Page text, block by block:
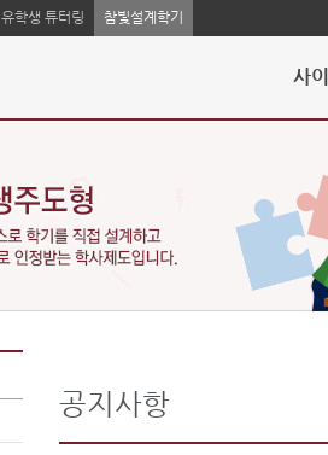
유학생 튜터링 참빛설계학기
사
공지사항